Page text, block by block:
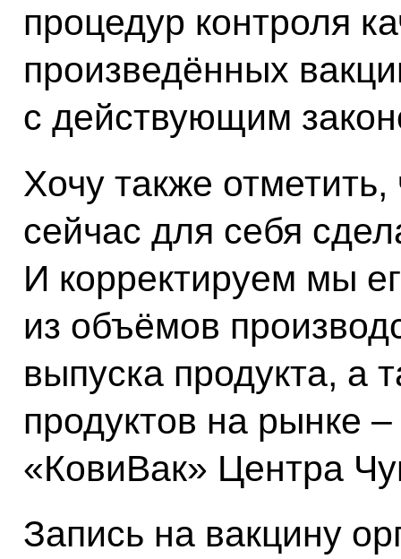
процедур контроля
произведённых
с действующим
Хочу также
сейчас для себя
И корректируем мы
из объёмов
выпуска продукта, а
продуктов на рынке
«КовиВак» Центра
Запись на вакцину